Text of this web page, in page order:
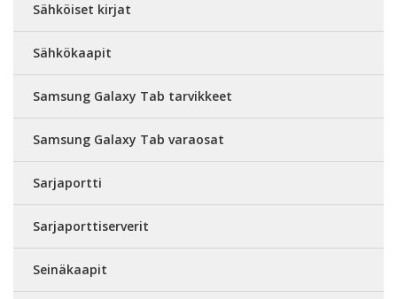
Sähköiset kirjat
Sähkökaapit
Samsung Galaxy Tab tarvikkeet
Samsung Galaxy Tab varaosat
Sarjaportti
Sarjaporttiserverit
Seinäkaapit